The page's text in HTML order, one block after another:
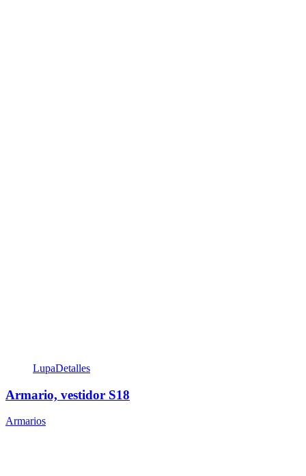
LupaDetalles
Armario, vestidor S18
Armarios